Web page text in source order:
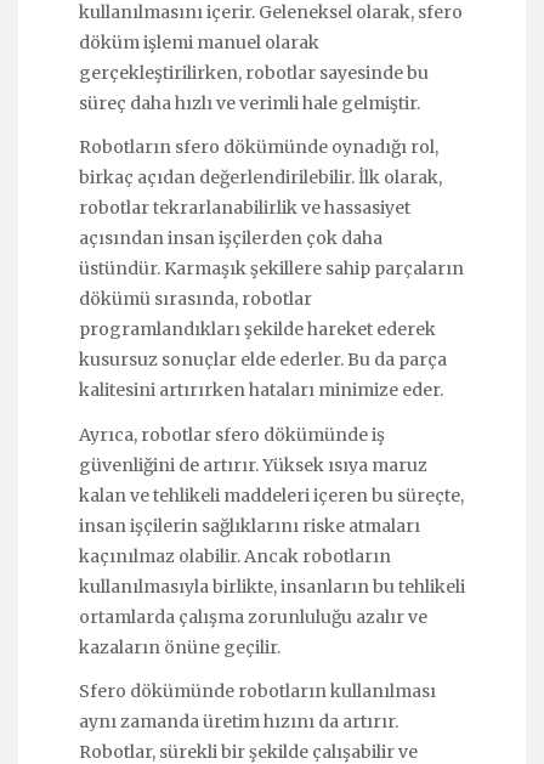
kullanılmasını içerir. Geleneksel olarak, sfero
döküm işlemi manuel olarak
gerçekleştirilirken, robotlar sayesinde bu
süreç daha hızlı ve verimli hale gelmiştir.
Robotların sfero dökümünde oynadığı rol,
birkaç açıdan değerlendirilebilir. İlk olarak,
robotlar tekrarlanabilirlik ve hassasiyet
açısından insan işçilerden çok daha
üstündür. Karmaşık şekillere sahip parçaların
dökümü sırasında, robotlar
programlandıkları şekilde hareket ederek
kusursuz sonuçlar elde ederler. Bu da parça
kalitesini artırırken hataları minimize eder.
Ayrıca, robotlar sfero dökümünde iş
güvenliğini de artırır. Yüksek ısıya maruz
kalan ve tehlikeli maddeleri içeren bu süreçte,
insan işçilerin sağlıklarını riske atmaları
kaçınılmaz olabilir. Ancak robotların
kullanılmasıyla birlikte, insanların bu tehlikeli
ortamlarda çalışma zorunluluğu azalır ve
kazaların önüne geçilir.
Sfero dökümünde robotların kullanılması
aynı zamanda üretim hızını da artırır.
Robotlar, sürekli bir şekilde çalışabilir ve